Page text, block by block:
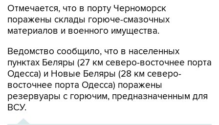
Отмечается, что в порту Черноморск
поражены склады горюче-смазочных
материалов и военного имущества.
Ведомство сообщило, что в населенных
пунктах Беляры (27 км северо-восточнее порта
Одесса) и Новые Беляры (28 км северо-
восточнее порта Одесса) поражены
резервуары с горючим, предназначенным для
ВСУ.